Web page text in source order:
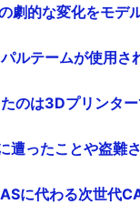
劇的な変化をモデ
ルテームが使用
のは3Dプリンタ
遭ったことや盗難
に代わる次世代